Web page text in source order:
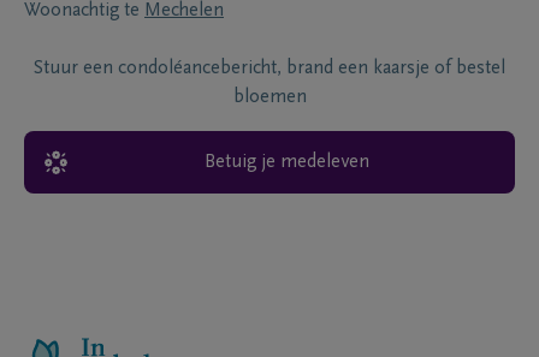
Woonachtig te Mechelen
Stuur een condoléancebericht, brand een kaarsje of bestel
bloemen
Betuig je medeleven